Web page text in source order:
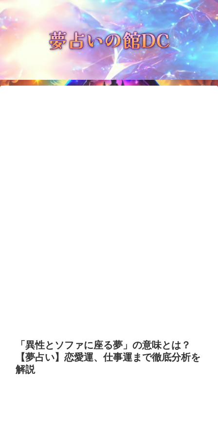
「異性とソファに座る夢」の意味とは？
【夢占い】恋愛運、仕事運まで徹底分析を
解説